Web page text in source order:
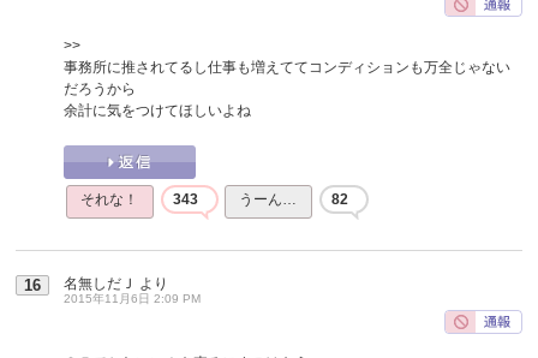
>>
事務所に推されてるし仕事も増えててコンディションも万全じゃない
だろうから
余計に気をつけてほしいよね
それな！ 343 うーん… 82
16 名無しだＪ より
2015年11月6日 2:09 PM